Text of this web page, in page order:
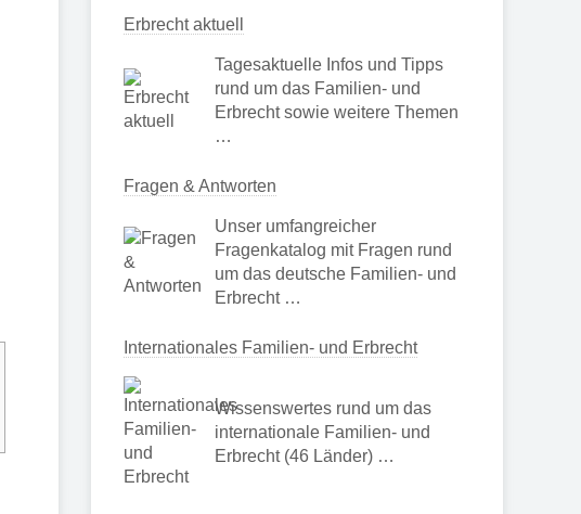
Erbrecht aktuell
Tagesaktuelle Infos und Tipps
rund um das Familien- und
Erbrecht sowie weitere Themen
…
Fragen & Antworten
Unser umfangreicher
Fragenkatalog mit Fragen rund
um das deutsche Familien- und
Erbrecht …
Internationales Familien- und Erbrecht
Wissenswertes rund um das
internationale Familien- und
Erbrecht (46 Länder) …